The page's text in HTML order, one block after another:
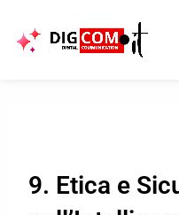
contenuto
9. Etica e